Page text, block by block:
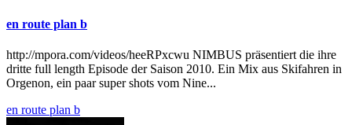
en route plan b
http://mpora.com/videos/heeRPxcwu NIMBUS präsentiert die ihre
dritte full length Episode der Saison 2010. Ein Mix aus Skifahren in
Orgenon, ein paar super shots vom Nine...
en route plan b